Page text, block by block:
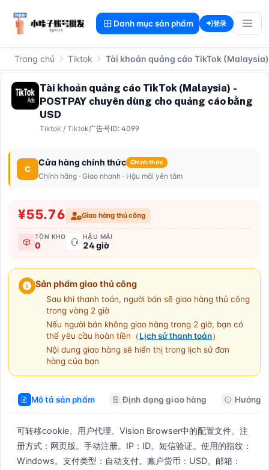
Danh mục sản phẩm 登录
Trang chủ Tiktok Tài khoản quảng cáo TikTok
Tài khoản quảng cáo TikTok (Malaysia) -
POSTPAY chuyên dùng cho quảng cáo bằng
USD
Tiktok / Tiktok广告号ID: 4099
C
Cửa hàng chính thức Chính thức
Chính hãng · Giao nhanh · Hậu mãi yên tâm
¥55.76 Giao hàng thủ công
TỒN KHO
0
HẬU MÃI
24 giờ
Sản phẩm giao thủ công
Sau khi thanh toán, người bán sẽ giao hàng thủ công
trong vòng 2 giờ
Nếu người bán không giao hàng trong 2 giờ, bạn có
thể yêu cầu hoàn tiền（Lịch sử thanh toán）
Nội dung giao hàng sẽ hiển thị trong lịch sử đơn
hàng của bạn
Mô tả sản phẩm Định dạng giao hàng Hướng
可转移cookie、用户代理、Vision Browser中的配置文件。注
册方式：网页版。手动注册。IP：ID。短信验证。使用的指纹：
Windows。支付类型：自动支付。账户货币：USD。邮箱：